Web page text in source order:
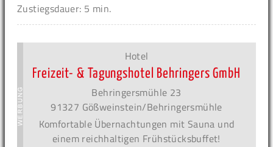
Zustiegsdauer: 5 min.
Hotel
Freizeit- & Tagungshotel Behringers GmbH
Behringersmühle 23
91327 Gößweinstein/Behringersmühle
Komfortable Übernachtungen mit Sauna und
einem reichhaltigen Frühstücksbuffet!